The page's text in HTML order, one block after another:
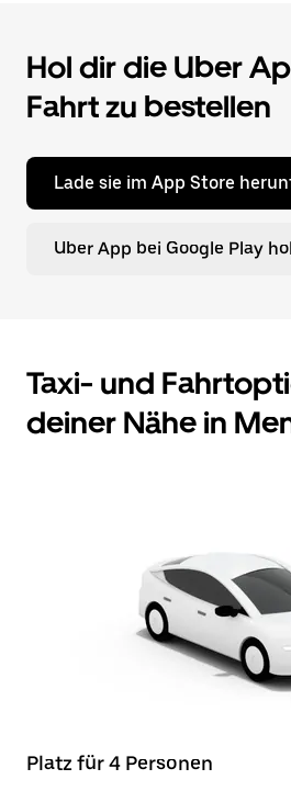
Hol dir die Uber
Fahrt zu bestellen
Lade sie im App Store
Uber App bei Google Play
Taxi- und
deiner Nähe in
Platz für 4 Personen